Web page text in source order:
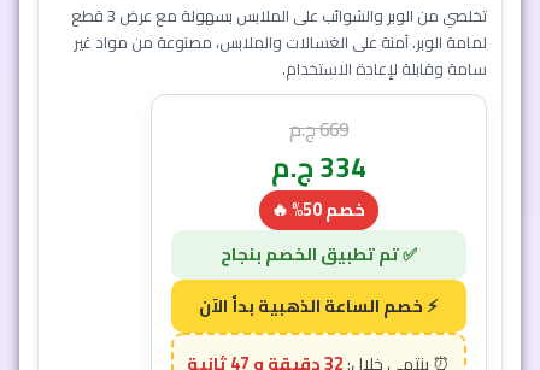
تخلصي من الوبر والشوائب على الملابس بسهولة مع عرض 3 قطع
لمامة الوبر. آمنة على الغسالات والملابس، مصنوعة من مواد غير
سامة وقابلة لإعادة الاستخدام.
669ج.م
334ج.م
خصم 50% 🔥
32 دقيقة و 45 ثانية